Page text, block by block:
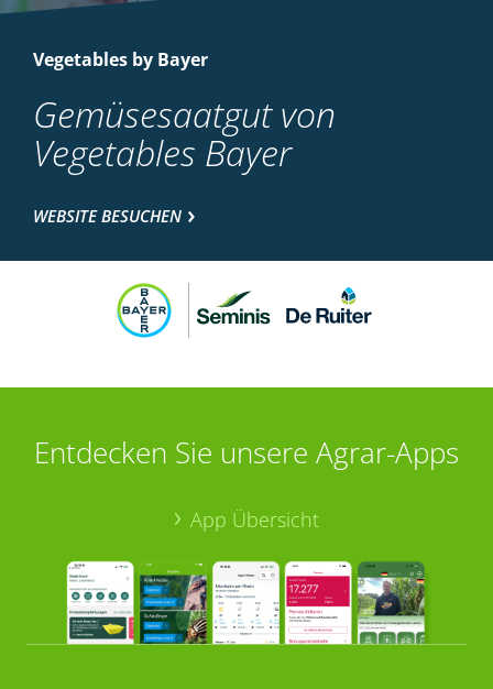
Vegetables by Bayer
Gemüsesaatgut von
Vegetables Bayer
WEBSITE BESUCHEN
Entdecken Sie unsere Agrar-Apps
App Übersicht